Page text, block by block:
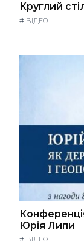
Круглий
# ВІДЕО
Юрія Липи